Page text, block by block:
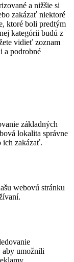
a nižšie si
zakázať niektoré
ktoré boli predtým
kategórii budú z
vidieť zoznam
a podrobné
základných
lokalita správne
ich zakázať.
webovú stránku
aby umožnili